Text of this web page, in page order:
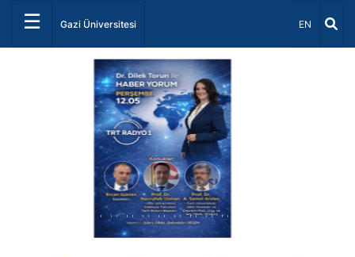
☰ Gazi Üniversitesi Dil Seçiniz
EN